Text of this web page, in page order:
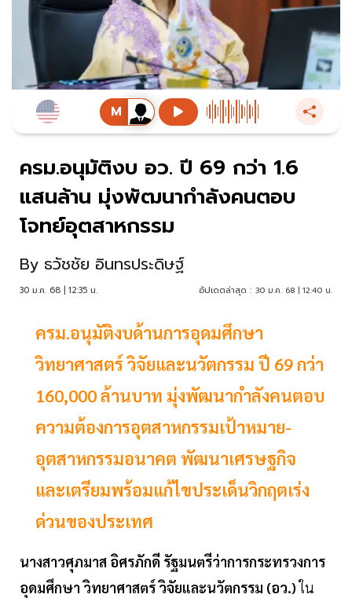
ครม.อนุมัติงบ อว. ปี 69 กว่า 1.6
แสนล้าน มุ่งพัฒนากำลังคนตอบ
โจทย์อุตสาหกรรม
By ธวัชชัย อินทรประดิษฐ์
30 ม.ค. 68 | 12:35 น. อัปเดตล่าสุด : 30 ม.ค. 68 | 12:40 น.
ครม.อนุมัติงบด้านการอุดมศึกษา
วิทยาศาสตร์ วิจัยและนวัตกรรม ปี 69 กว่า
160,000 ล้านบาท มุ่งพัฒนากำลังคนตอบ
ความต้องการอุตสาหกรรมเป้าหมาย-
อุตสาหกรรมอนาคต พัฒนาเศรษฐกิจ
และเตรียมพร้อมแก้ไขประเด็นวิกฤตเร่ง
ด่วนของประเทศ
นางสาวศุภมาส อิศรภักดี รัฐมนตรีว่าการกระทรวงการ
อุดมศึกษา วิทยาศาสตร์ วิจัยและนวัตกรรม (อว.)ใน